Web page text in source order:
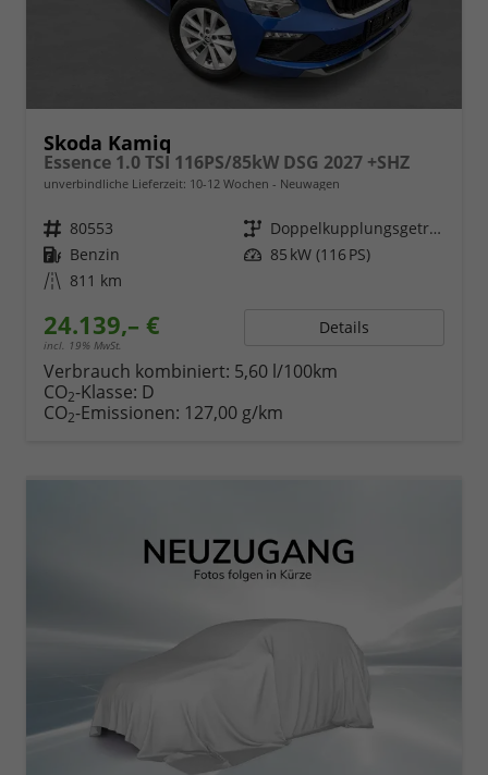
Skoda Kamiq
Essence 1.0 TSI 116PS/85kW DSG 2027 +SHZ
unverbindliche Lieferzeit: 10-12 Wochen Neuwagen
Fahrzeugnr. 80553 Getriebe
Doppelkupplungsgetriebe (DSG)
Kraftstoff Benzin Leistung 85 kW (116 PS)
Kilometerstand 811 km
24.139,– €
incl. 19% MwSt.
Details
Verbrauch kombiniert: 5,60 l/100km
CO2-Klasse: D
CO2-Emissionen: 127,00 g/km